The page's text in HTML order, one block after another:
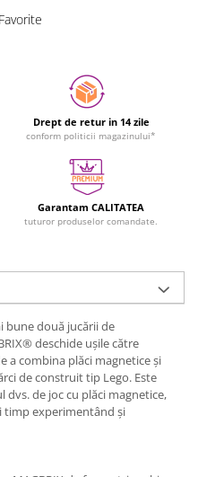
Drept de retur in 14 zile
conform politicii magazinului*
Garantam CALITATEA
tuturor produselor comandate.
bune două jucării de
deschide ușile către
a combina plăci magnetice și
de construit tip Lego. Este
de joc cu plăci magnetice,
timp experimentând și